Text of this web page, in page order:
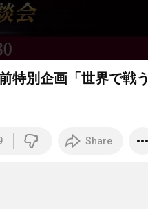
特別企画「世界で戦う
Share